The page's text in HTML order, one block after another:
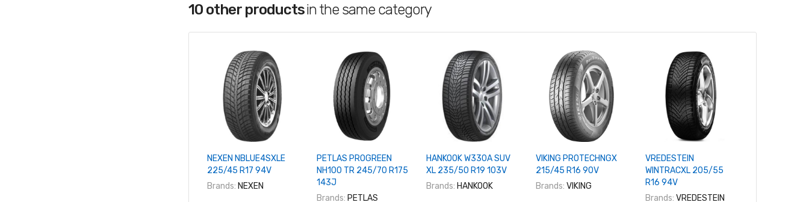
10 other productsin the same category
+ Ajouter Au Panier
NEXEN NBLUE4SXLE
225/45 R17 94V
Brands: NEXEN
+ Ajouter Au Panier
PETLAS PROGREEN
NH100 TR 245/70 R175
143J
Brands: PETLAS
+ Ajouter Au Panier
HANKOOK W330A SUV
XL 235/50 R19 103V
Brands: HANKOOK
+ Ajouter Au Panier
VIKING PROTECHNGX
215/45 R16 90V
Brands: VIKING
+ Ajouter Au Panier
VREDESTEIN
WINTRACXL 205/55
R16 94V
Brands: VREDESTEIN